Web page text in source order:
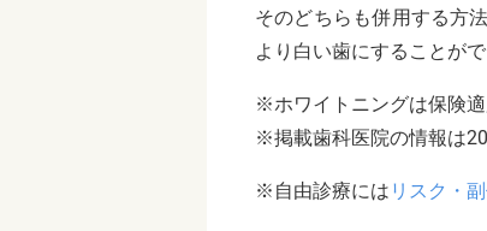
そのどちらも併用する方
より白い歯にすることがで
※ホワイトニングは保険適
※掲載歯科医院の情報は
※自由診療には リスク・